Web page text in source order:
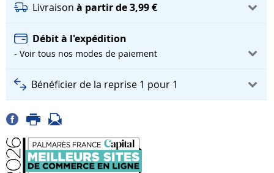
Livraison à partir de 3,99 €
Débit à l'expédition
- Voir tous nos modes de paiement
Bénéficier de la reprise 1 pour 1